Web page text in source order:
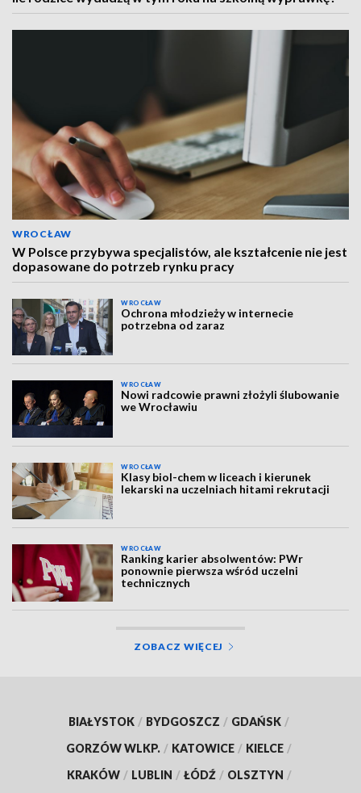
WROCŁAW
W Polsce przybywa specjalistów, ale kształcenie nie jest
dopasowane do potrzeb rynku pracy
WROCŁAW
Ochrona młodzieży w internecie
potrzebna od zaraz
WROCŁAW
Nowi radcowie prawni złożyli ślubowanie
we Wrocławiu
WROCŁAW
Klasy biol-chem w liceach i kierunek
lekarski na uczelniach hitami rekrutacji
WROCŁAW
Ranking karier absolwentów: PWr
ponownie pierwsza wśród uczelni
technicznych
ZOBACZ WIĘCEJ
BIAŁYSTOK / BYDGOSZCZ / GDAŃSK /
GORZÓW WLKP. / KATOWICE / KIELCE /
KRAKÓW / LUBLIN / ŁÓDŹ / OLSZTYN /